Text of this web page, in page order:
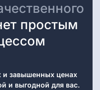
простым
и завышенных ценах
и выгодной для вас.